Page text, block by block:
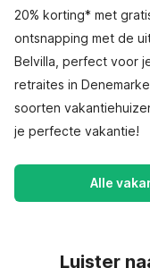
20% korting* met
ontsnapping met de
Belvilla, perfect voor
retraites in
soorten
je perfecte vakantie!
Alle
Luister